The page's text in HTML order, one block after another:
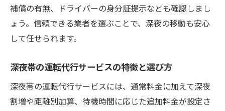
補償の有無、ドライバーの身分証提示なども確認しまし
ょう。信頼できる業者を選ぶことで、深夜の移動も安心
して任せられます。
深夜帯の運転代行サービスの特徴と選び方
深夜帯の運転代行サービスには、通常料金に加えて深夜
割増や距離別加算、待機時間に応じた追加料金が設定さ